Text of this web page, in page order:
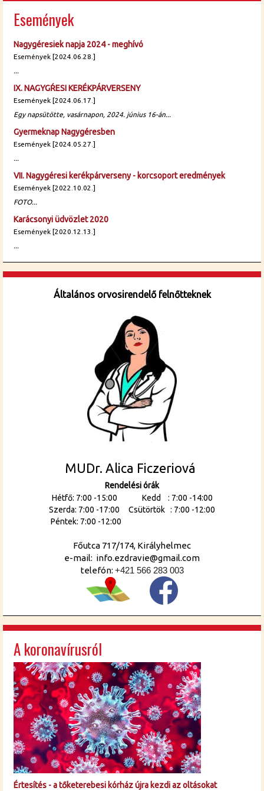
Események
Nagygéresiek napja 2024 - meghívó
Események [2024.06.28.]
...
IX. NAGYGŔESI KERÉKPÁRVERSENY
Események [2024.06.17.]
Egy napsütötte, vasárnapon, 2024. június 16-án...
Gyermeknap Nagygéresben
Események [2024.05.27.]
...
VII. Nagygéresi kerékpárverseny - korcsoport eredmények
Események [2022.10.02.]
FOTO...
Karácsonyi üdvözlet 2020
Események [2020.12.13.]
...
Általános orvosirendelő felnőtteknek
MUDr. Alica Ficzeriová
Rendelési órák
Hétfő: 7:00 -15:00 Kedd : 7:00 -14:00
Szerda: 7:00 -17:00 Csütörtök : 7:00 -12:00
Péntek: 7:00 -12:00
Főutca 717/174, Királyhelmec
e-mail: info.ezdravie@gmail.com
telefón: +421 566 283 003
A koronavírusról
Értesítés - a tőketerebesi kórház újra kezdi az oltásokat